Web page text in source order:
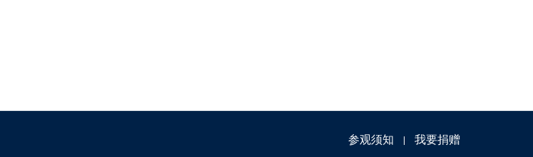
参观须知 我要捐赠